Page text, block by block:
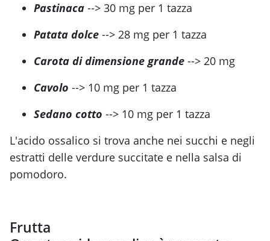
Pastinaca --> 30 mg per 1 tazza
Patata dolce --> 28 mg per 1 tazza
Carota di dimensione grande --> 20 mg
Cavolo --> 10 mg per 1 tazza
Sedano cotto --> 10 mg per 1 tazza
L'acido ossalico si trova anche nei succhi e negli
estratti delle verdure succitate e nella salsa di
pomodoro.
Frutta